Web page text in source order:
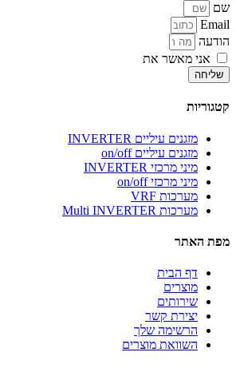
שם
Email
הודעה
אני מאשר את
שליחה
קטגוריות
מזגנים עיליים INVERTER
מזגנים עיליים on/off
מיני מרכזי INVERTER
מיני מרכזי on/off
מערכות VRF
מערכות Multi INVERTER
מפת האתר
דף הבית
מוצרים
שירותים
יצירת קשר
הרשימה שלך
השוואת מוצרים